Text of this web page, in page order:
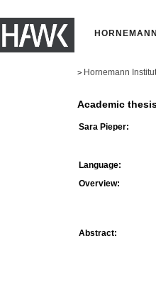
> Hornemann
Academic
Sara Pieper:
Language:
Overview:
Abstract: